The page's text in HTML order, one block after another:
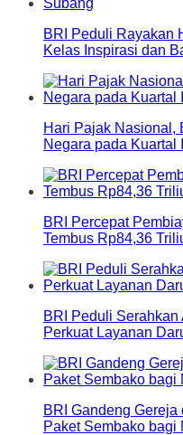
BRI Peduli Rayakan
Kelas Inspirasi dan
Hari Pajak Nasional,
Negara pada Kuartal
BRI Percepat
Tembus Rp84,36
BRI Peduli
Perkuat Layanan
BRI Gandeng
Paket Sembako bagi